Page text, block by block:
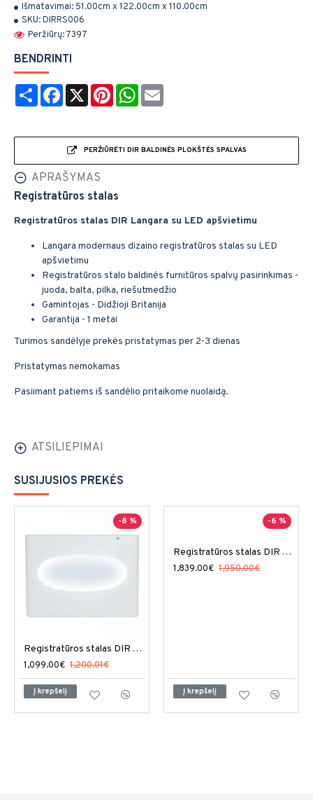
Išmatavimai: 51.00cm x 122.00cm x 110.00cm
SKU:DIRRS006
Peržiūrų: 7397
BENDRINTI
Share Facebook
X PinterestWhatsApp
PERŽIŪRĖTI DIR BALDINĖS PLOKŠTĖS SPALVAS
APRAŠYMAS
Registratūros stalas
Registratūros stalas DIR Langara su LED apšvietimu
Langara modernaus dizaino registratūros stalas su LED
apšvietimu
Registratūros stalo baldinės furnitūros spalvų pasirinkimas -
juoda, balta, pilka, riešutmedžio
Gamintojas - Didžioji Britanija
Garantija - 1 metai
Turimos sandėlyje prekės pristatymas per 2-3 dienas
Pristatymas nemokamas
Pasiimant patiems iš sandėlio pritaikome nuolaidą.
ATSILIEPIMAI
SUSIJUSIOS PREKĖS
-8 %
Registratūros stalas DIR Acquario su LED apšvietimu
1,099.00€ 1,200.01€
Į krepšelį
-6 %
Registratūros stalas DIR Alex su LED apšvietimu
1,839.00€ 1,950.00€
Į krepšelį